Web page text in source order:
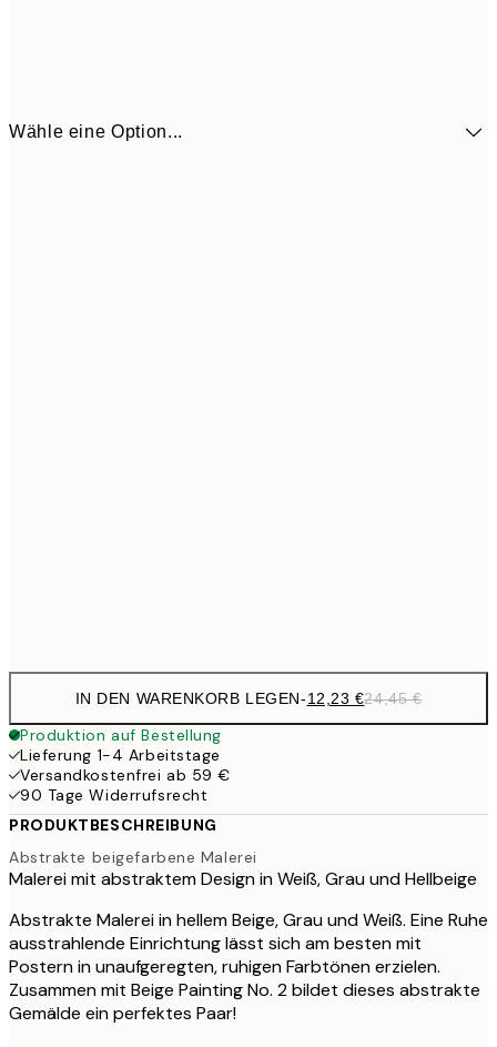
Wähle eine Option...
IN DEN WARENKORB LEGEN-12,23 €24,45 €
Produktion auf Bestellung
Lieferung 1-4 Arbeitstage
Versandkostenfrei ab 59 €
90 Tage Widerrufsrecht
PRODUKTBESCHREIBUNG
Abstrakte beigefarbene Malerei
Malerei mit abstraktem Design in Weiß, Grau und Hellbeige
Abstrakte Malerei in hellem Beige, Grau und Weiß. Eine Ruhe
ausstrahlende Einrichtung lässt sich am besten mit
Postern in unaufgeregten, ruhigen Farbtönen erzielen.
Zusammen mit Beige Painting No. 2 bildet dieses abstrakte
Gemälde ein perfektes Paar!